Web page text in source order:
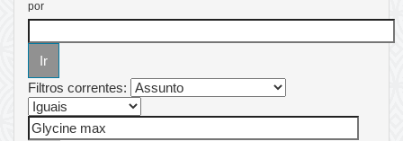
por
Filtros correntes: